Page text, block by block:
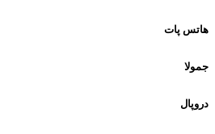
هاتس پات
جمولا
دروپال